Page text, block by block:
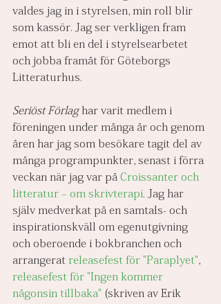
valdes jag in i styrelsen, min roll blir
som kassör. Jag ser verkligen fram
emot att bli en del i styrelsearbetet
och jobba framåt för Göteborgs
Litteraturhus.
Seriöst Förlag har varit medlem i
föreningen under många år och genom
åren har jag som besökare tagit del av
många programpunkter, senast i förra
veckan när jag var på Croissanter och
litteratur – om skrivterapi . Jag har
själv medverkat på en samtals- och
inspirationskväll om egenutgivning
och oberoende i bokbranchen och
arrangerat releasefest för "Paraplyet"
releasefest för "Ingen kommer
någonsin tillbaka" (skriven av Erik